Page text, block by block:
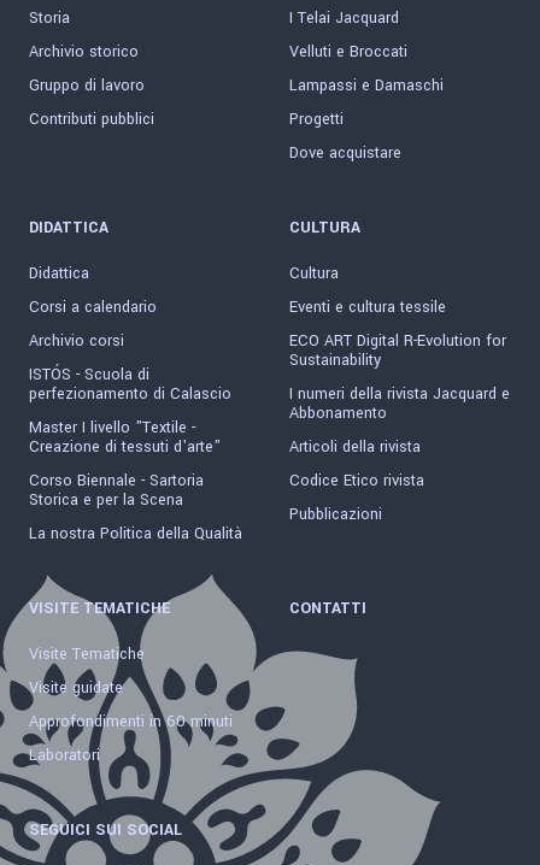
Storia
Archivio storico
Gruppo di lavoro
Contributi pubblici
I Telai Jacquard
Velluti e Broccati
Lampassi e Damaschi
Progetti
Dove acquistare
DIDATTICA
Didattica
Corsi a calendario
Archivio corsi
ISTÓS - Scuola di
perfezionamento di Calascio
Master I livello "Textile -
Creazione di tessuti d'arte"
Corso Biennale - Sartoria
Storica e per la Scena
La nostra Politica della Qualità
CULTURA
Cultura
Eventi e cultura tessile
ECO ART Digital R-Evolution for
Sustainability
I numeri della rivista Jacquard e
Abbonamento
Articoli della rivista
Codice Etico rivista
Pubblicazioni
VISITE TEMATICHE
Visite Tematiche
Visite guidate
Approfondimenti in 60 minuti
Laboratori
CONTATTI
SEGUICI SUI SOCIAL